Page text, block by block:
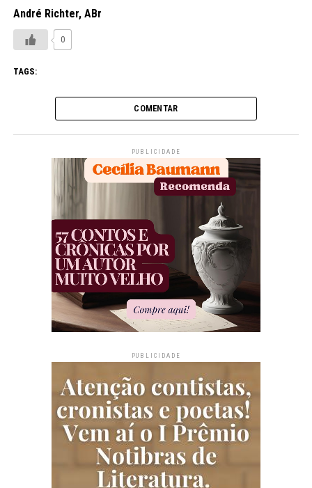
André Richter, ABr
0
TAGS:
COMENTAR
PUBLICIDADE
PUBLICIDADE